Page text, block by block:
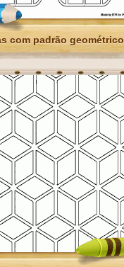
com padrão geométrico